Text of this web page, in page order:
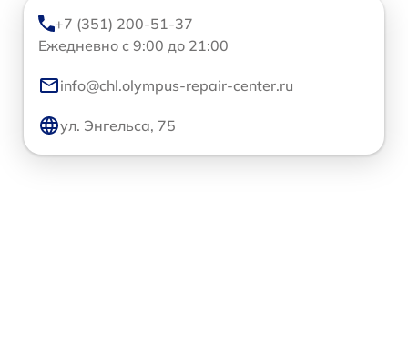
+7 (351) 200-51-37
Ежедневно с 9:00 до 21:00
info@chl.olympus-repair-center.ru
ул. Энгельса, 75